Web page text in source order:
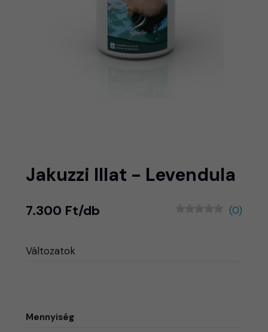
Jakuzzi Illat - Levendula
7.300 Ft/db (0)
Változatok
Mennyiség